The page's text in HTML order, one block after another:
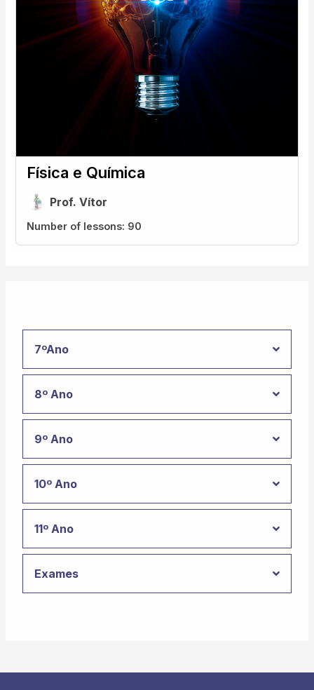
7ºAno
8º Ano
9º Ano
10º Ano
11º Ano
Exames
Física e Química
Prof. Vítor
Number of lessons: 90